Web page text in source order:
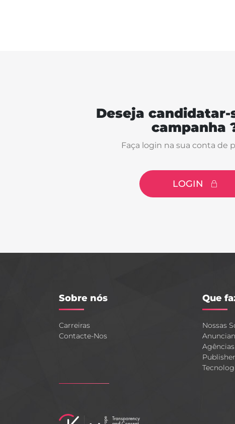
Deseja candidatar-
campanha
Faça login na sua conta de
LOGIN
Sobre nós
Carreiras
Contacte-Nos
Que
Nossas
Agências